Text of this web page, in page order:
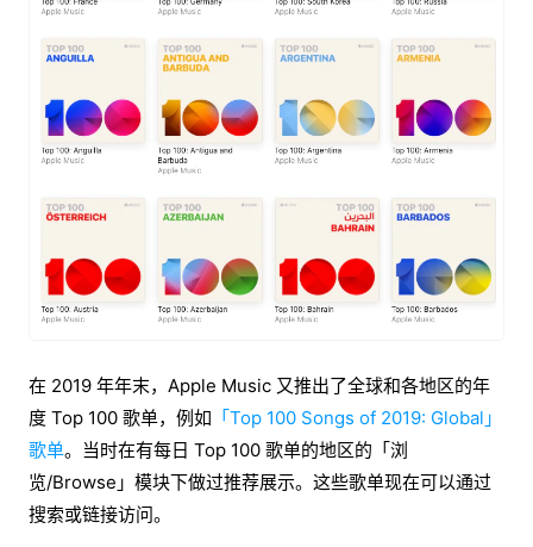
在 2019 年年末，Apple Music 又推出了全球和各地区的年
度 Top 100 歌单，例如 「Top 100 Songs of 2019: Global」
歌单。当时在有每日 Top 100 歌单的地区的「浏
览/Browse」模块下做过推荐展示。这些歌单现在可以通过
搜索或链接访问。